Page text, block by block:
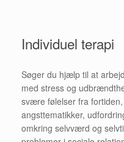
Individuel terapi
Søger du hjælp til at
med stress og
svære følelser fra fortiden,
angsttematikker,
omkring selvværd og